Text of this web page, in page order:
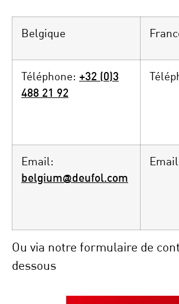
Belgique
Téléphone: +32 (0)3
488 21 92
Email:
belgium@deufol.com
Ou via notre formulaire de
dessous